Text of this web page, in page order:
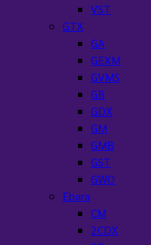
VST
GTX
GA
GEXM
GVMS
GB
GDX
GM
GMB
GST
GWO
Ebara
CM
2CDX